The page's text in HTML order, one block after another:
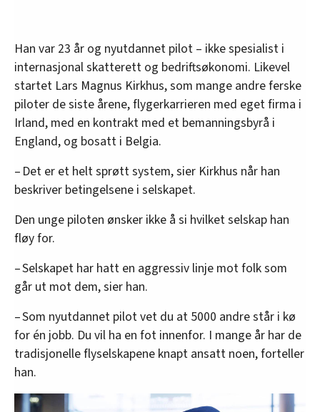
Han var 23 år og nyutdannet pilot – ikke spesialist i
internasjonal skatterett og bedriftsøkonomi. Likevel
startet Lars Magnus Kirkhus, som mange andre ferske
piloter de siste årene, flygerkarrieren med eget firma i
Irland, med en kontrakt med et bemanningsbyrå i
England, og bosatt i Belgia.
– Det er et helt sprøtt system, sier Kirkhus når han
beskriver betingelsene i selskapet.
Den unge piloten ønsker ikke å si hvilket selskap han
fløy for.
– Selskapet har hatt en aggressiv linje mot folk som
går ut mot dem, sier han.
– Som nyutdannet pilot vet du at 5000 andre står i kø
for én jobb. Du vil ha en fot innenfor. I mange år har de
tradisjonelle flyselskapene knapt ansatt noen, forteller
han.